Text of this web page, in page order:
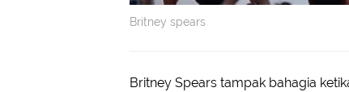
Britney spears
Britney Spears tampak bahagia